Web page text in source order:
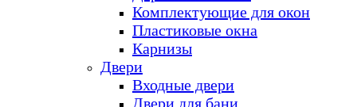
Комплектующие для окон
Пластиковые окна
Карнизы
Двери
Входные двери
Двери для бани